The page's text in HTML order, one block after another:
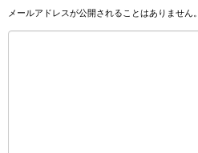
メールアドレスが公開されることはありません。